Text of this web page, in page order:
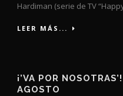
Hardiman (serie de TV
LEER MÁS...
¡’VA POR
AGOSTO